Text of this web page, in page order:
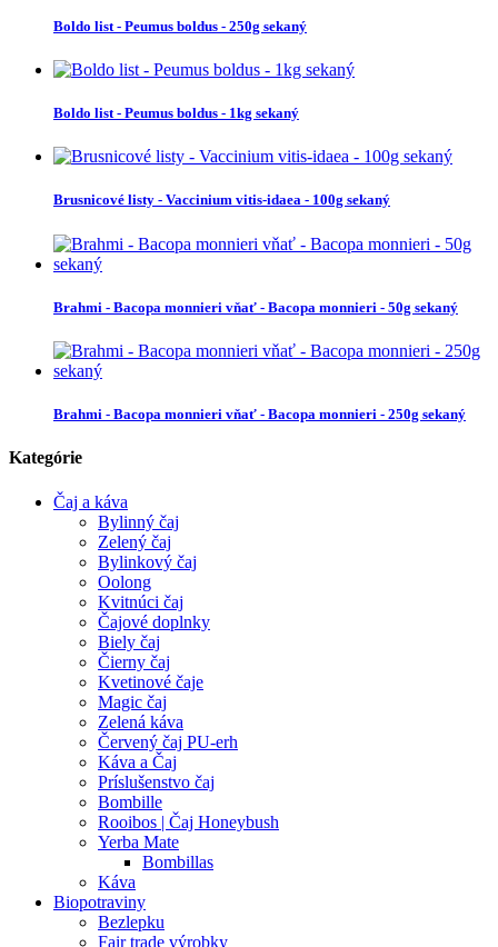
Boldo list - Peumus boldus - 250g sekaný
Boldo list - Peumus boldus - 1kg sekaný
Brusnicové listy - Vaccinium vitis-idaea - 100g sekaný
Brahmi - Bacopa monnieri vňať - Bacopa monnieri - 50g sekaný
Brahmi - Bacopa monnieri vňať - Bacopa monnieri - 250g sekaný
Kategórie
Čaj a káva
Bylinný čaj
Zelený čaj
Bylinkový čaj
Oolong
Kvitnúci čaj
Čajové doplnky
Biely čaj
Čierny čaj
Kvetinové čaje
Magic čaj
Zelená káva
Červený čaj PU-erh
Káva a Čaj
Príslušenstvo čaj
Bombille
Rooibos | Čaj Honeybush
Yerba Mate
Bombillas
Káva
Biopotraviny
Bezlepku
Fair trade výrobky